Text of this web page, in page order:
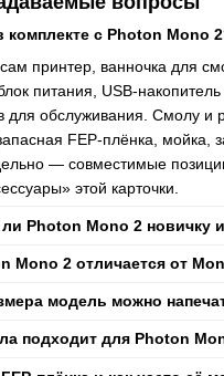
комплекте с Photon Mono
принтер, ванночка для
питания, USB-
для обслуживания. Смолу и
FEP-плёнка, мойка,
— совместимые
этой карточки.
Photon Mono 2 новичку
Mono 2 отличается от
модель можно
подходит для Photon